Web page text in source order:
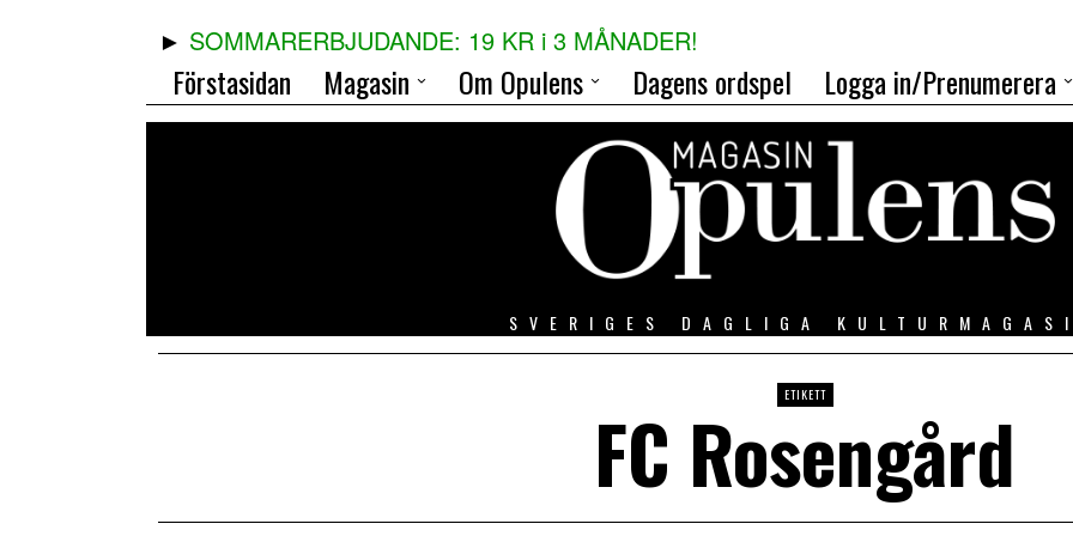
SOMMARERBJUDANDE: 19 KR i 3 MÅNADER!
Förstasidan Magasin Om Opulens Dagens ordspel Logga in/Prenumerera
SVERIGES DAGLIGA
ETIKETT
FC Rosengård